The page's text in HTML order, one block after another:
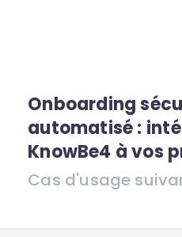
Onboarding
automatisé :
KnowBe4 à vos
Cas d'usage